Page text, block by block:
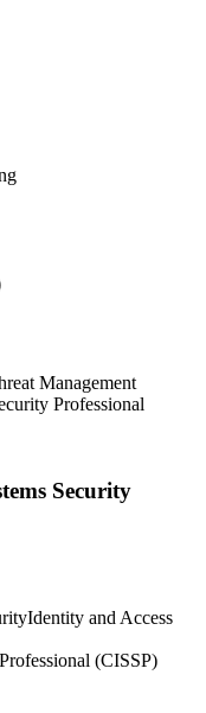
Management
Security
Identity and Access